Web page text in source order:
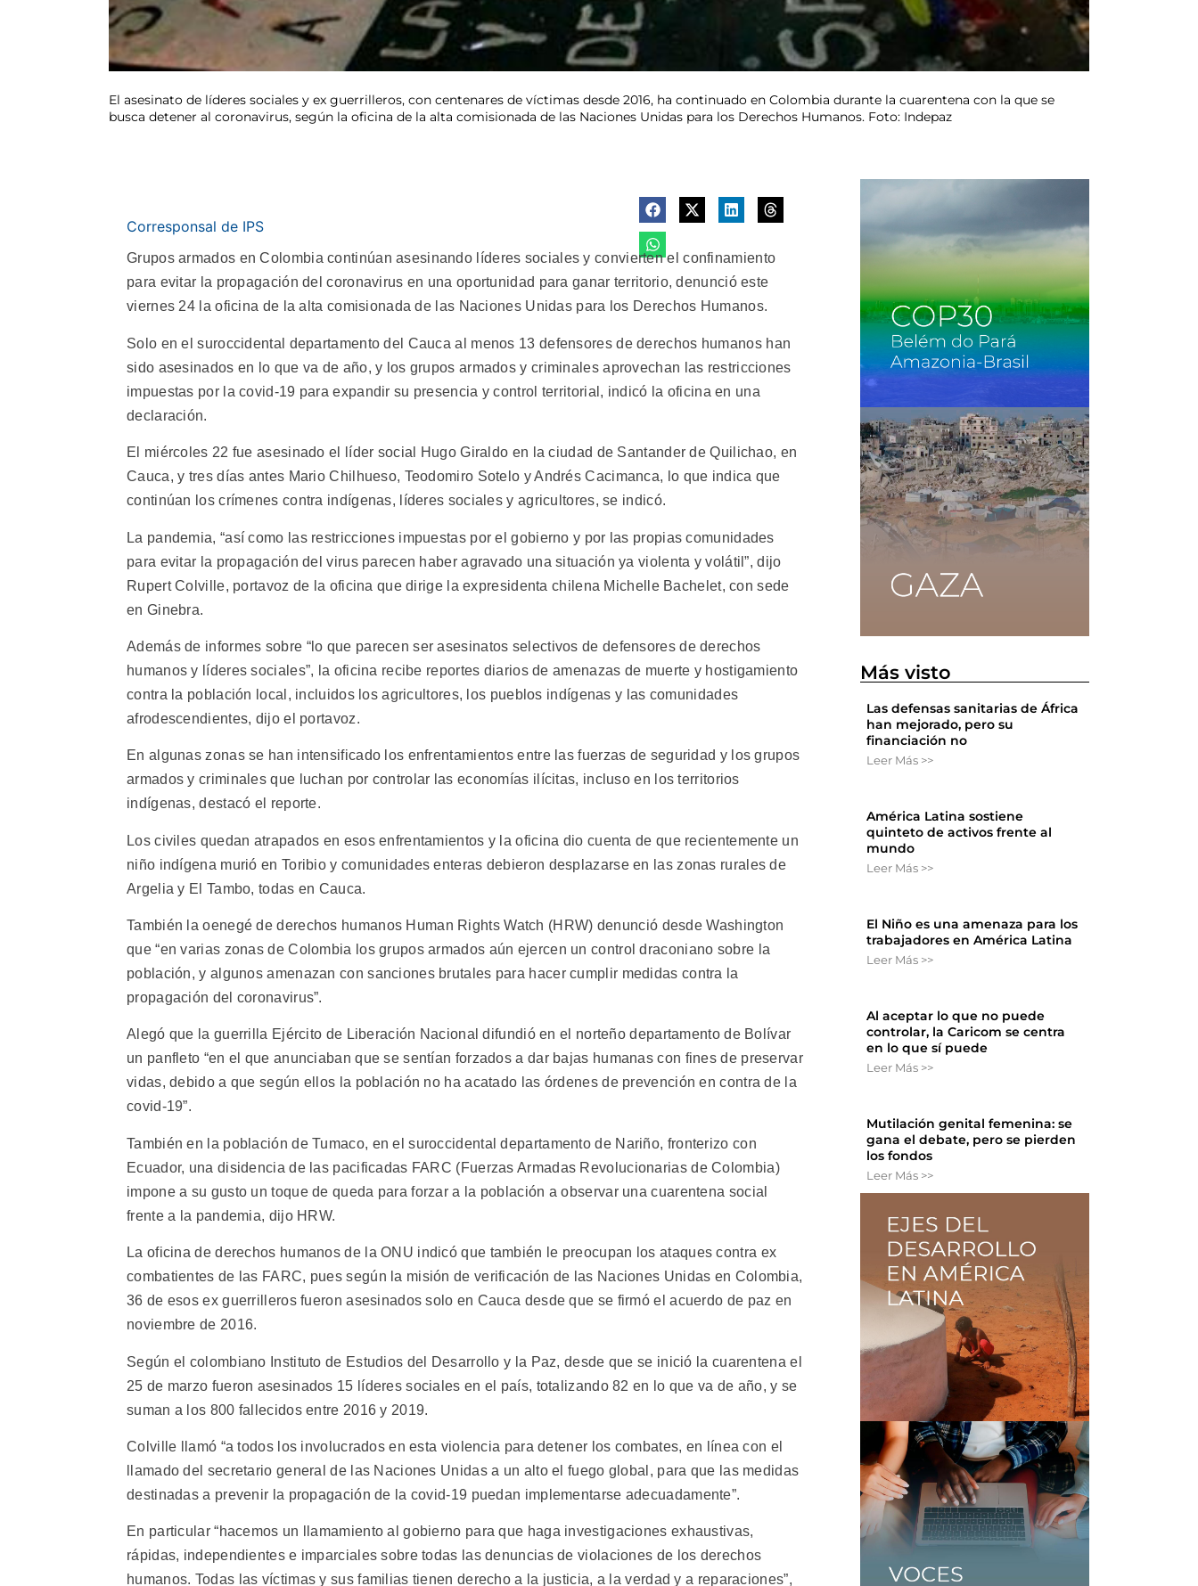
El asesinato de líderes sociales y ex guerrilleros, con centenares de víctimas desde 2016, ha continuado en Colombia durante la cuarentena con la que se
busca detener al coronavirus, según la oficina de la alta comisionada de las Naciones Unidas para los Derechos Humanos. Foto: Indepaz
Corresponsal de IPS
Grupos armados en Colombia continúan asesinando líderes sociales y convierten el confinamiento
para evitar la propagación del coronavirus en una oportunidad para ganar territorio, denunció este
viernes 24 la oficina de la alta comisionada de las Naciones Unidas para los Derechos Humanos.
Solo en el suroccidental departamento del Cauca al menos 13 defensores de derechos humanos han
sido asesinados en lo que va de año, y los grupos armados y criminales aprovechan las restricciones
impuestas por la covid-19 para expandir su presencia y control territorial, indicó la oficina en una
declaración.
El miércoles 22 fue asesinado el líder social Hugo Giraldo en la ciudad de Santander de Quilichao, en
Cauca, y tres días antes Mario Chilhueso, Teodomiro Sotelo y Andrés Cacimanca, lo que indica que
continúan los crímenes contra indígenas, líderes sociales y agricultores, se indicó.
La pandemia, “así como las restricciones impuestas por el gobierno y por las propias comunidades
para evitar la propagación del virus parecen haber agravado una situación ya violenta y volátil”, dijo
Rupert Colville, portavoz de la oficina que dirige la expresidenta chilena Michelle Bachelet, con sede
en Ginebra.
Además de informes sobre “lo que parecen ser asesinatos selectivos de defensores de derechos
humanos y líderes sociales”, la oficina recibe reportes diarios de amenazas de muerte y hostigamiento
contra la población local, incluidos los agricultores, los pueblos indígenas y las comunidades
afrodescendientes, dijo el portavoz.
En algunas zonas se han intensificado los enfrentamientos entre las fuerzas de seguridad y los grupos
armados y criminales que luchan por controlar las economías ilícitas, incluso en los territorios
indígenas, destacó el reporte.
Los civiles quedan atrapados en esos enfrentamientos y la oficina dio cuenta de que recientemente un
niño indígena murió en Toribio y comunidades enteras debieron desplazarse en las zonas rurales de
Argelia y El Tambo, todas en Cauca.
También la oenegé de derechos humanos Human Rights Watch (HRW) denunció desde Washington
que “en varias zonas de Colombia los grupos armados aún ejercen un control draconiano sobre la
población, y algunos amenazan con sanciones brutales para hacer cumplir medidas contra la
propagación del coronavirus”.
Alegó que la guerrilla Ejército de Liberación Nacional difundió en el norteño departamento de Bolívar
un panfleto “en el que anunciaban que se sentían forzados a dar bajas humanas con fines de preservar
vidas, debido a que según ellos la población no ha acatado las órdenes de prevención en contra de la
covid-19”.
También en la población de Tumaco, en el suroccidental departamento de Nariño, fronterizo con
Ecuador, una disidencia de las pacificadas FARC (Fuerzas Armadas Revolucionarias de Colombia)
impone a su gusto un toque de queda para forzar a la población a observar una cuarentena social
frente a la pandemia, dijo HRW.
La oficina de derechos humanos de la ONU indicó que también le preocupan los ataques contra ex
combatientes de las FARC, pues según la misión de verificación de las Naciones Unidas en Colombia,
36 de esos ex guerrilleros fueron asesinados solo en Cauca desde que se firmó el acuerdo de paz en
noviembre de 2016.
Según el colombiano Instituto de Estudios del Desarrollo y la Paz, desde que se inició la cuarentena el
25 de marzo fueron asesinados 15 líderes sociales en el país, totalizando 82 en lo que va de año, y se
suman a los 800 fallecidos entre 2016 y 2019.
Colville llamó “a todos los involucrados en esta violencia para detener los combates, en línea con el
llamado del secretario general de las Naciones Unidas a un alto el fuego global, para que las medidas
destinadas a prevenir la propagación de la covid-19 puedan implementarse adecuadamente”.
En particular “hacemos un llamamiento al gobierno para que haga investigaciones exhaustivas,
rápidas, independientes e imparciales sobre todas las denuncias de violaciones de los derechos
humanos. Todas las víctimas y sus familias tienen derecho a la justicia, a la verdad y a reparaciones”,
Más visto
Las defensas sanitarias de África
han mejorado, pero su
financiación no
Leer Más >>
América Latina sostiene
quinteto de activos frente al
mundo
Leer Más >>
El Niño es una amenaza para los
trabajadores en América Latina
Leer Más >>
Al aceptar lo que no puede
controlar, la Caricom se centra
en lo que sí puede
Leer Más >>
Mutilación genital femenina: se
gana el debate, pero se pierden
los fondos
Leer Más >>